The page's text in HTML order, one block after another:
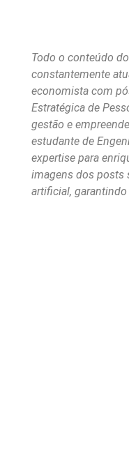
Todo o conteúdo
constantemente
economista com
Estratégica de
gestão e
estudante de
expertise para
imagens dos posts
artificial,